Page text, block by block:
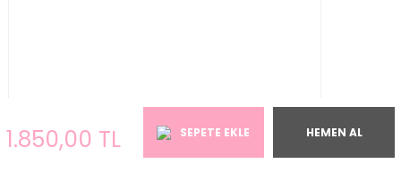
500ml Turkish Home Ganimet Çubuklu Oda Kokusu
1.850,00 TL SEPETE EKLE HEMEN AL